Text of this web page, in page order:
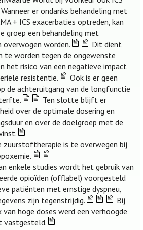
er ondanks behandeling met
+ ICS exacerbaties optreden, kan
groep een behandeling met
overwogen worden.
Dit dient
te worden tegen de ongewenste
het risico van een negatieve impact
resistentie.
Ook is er geen
de achteruitgang van de longfunctie
Ten slotte blijft er
over de optimale dosering en
en over de doelgroep met de
zuurstoftherapie is te overwegen bij
enkele studies wordt het gebruik van
opioïden (offlabel) voorgesteld
patiënten met ernstige dyspneu,
zijn tegenstrijdig.
Bij
van hoge doses werd een verhoogde